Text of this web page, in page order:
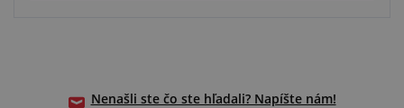
Nenašli ste čo ste hľadali? Napíšte nám!